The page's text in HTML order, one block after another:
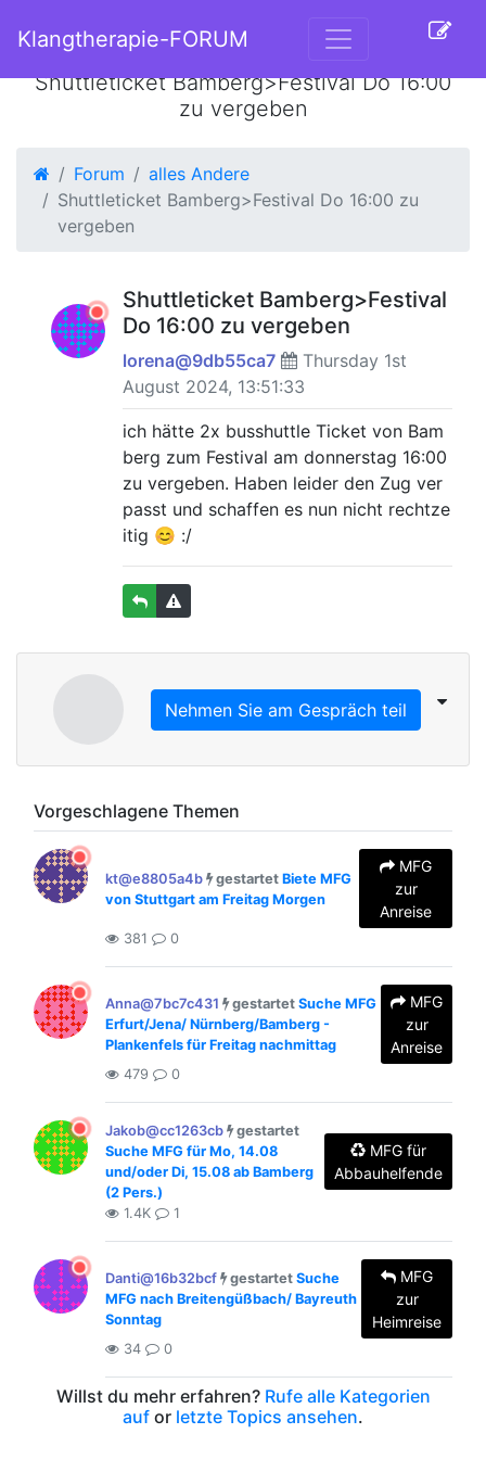
Klangtherapie-FORUM
Shuttleticket Bamberg>Festival Do 16:00
zu vergeben
Forum
alles Andere
Shuttleticket Bamberg>Festival Do 16:00 zu
vergeben
Shuttleticket Bamberg>Festival
Do 16:00 zu vergeben
lorena@9db55ca7
Thursday 1st
August 2024, 13:51:33
ich hätte 2x busshuttle Ticket von Bam
berg zum Festival am donnerstag 16:00
zu vergeben. Haben leider den Zug ver
passt und schaffen es nun nicht rechtze
itig 😊 :/
Nehmen Sie am Gespräch teil
Vorgeschlagene Themen
kt@e8805a4b gestartet Biete MFG
von Stuttgart am Freitag Morgen
MFG
zur
Anreise
381 0
Anna@7bc7c431 gestartet Suche MFG
Erfurt/Jena/ Nürnberg/Bamberg -
Plankenfels für Freitag nachmittag
MFG
zur
Anreise
479 0
Jakob@cc1263cb gestartet
Suche MFG für Mo, 14.08
und/oder Di, 15.08 ab Bamberg
(2 Pers.)
MFG für
Abbauhelfende
1.4K 1
Danti@16b32bcf gestartet Suche
MFG nach Breitengüßbach/ Bayreuth
Sonntag
MFG
zur
Heimreise
34 0
Willst du mehr erfahren? Rufe alle Kategorien
auf or letzte Topics ansehen.